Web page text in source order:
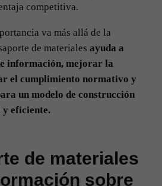
competitiva.
va más allá de la
de materiales ayuda a
información, mejorar la
el cumplimiento normativo y
un modelo de construcción
eficiente.
de materiales
sobre